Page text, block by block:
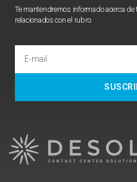
Te mantendremos informado acerca
relacionados con el rubro.